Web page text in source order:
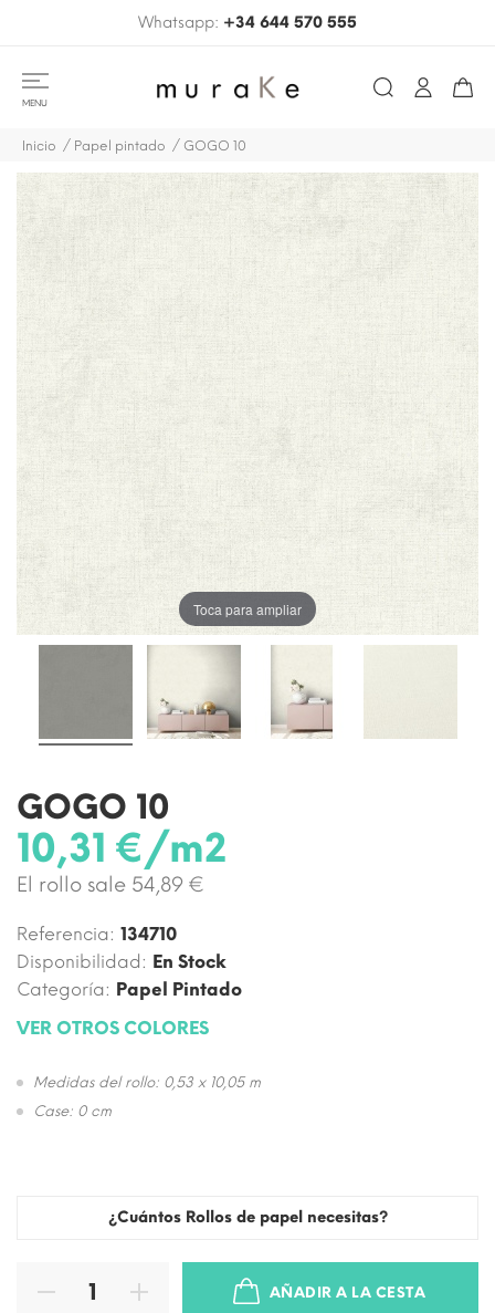
Whatsapp: +34 644 570 555
MENU
Inicio Papel pintado GOGO 10
Toca para ampliar
GOGO 10
10,31 €/m2
El rollo sale 54,89 €
Referencia: 134710
Disponibilidad: En Stock
Categoría: Papel Pintado
VER OTROS COLORES
Medidas del rollo: 0,53 x 10,05 m
Case: 0 cm
¿Cuántos Rollos de papel necesitas?
AÑADIR A LA CESTA